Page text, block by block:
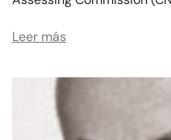
Leer más